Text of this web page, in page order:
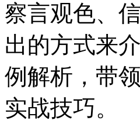
察言观色、
出的方式来
例解析，带
实战技巧。